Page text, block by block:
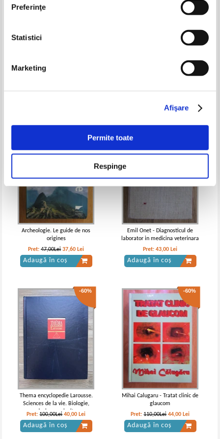
Preferinţe
Statistici
Marketing
Afişare
Permite toate
Respinge
Petre Neacsu - Ecologie si
protectia juridica a mediului
Annals of air and space law.
Annales de droit aerien et
-20%
Archeologie. Le guide de nos
origines
Pret:47,00Lei 37,60 Lei
Adaugă în coș
Emil Onet - Diagnosticul de
laborator in medicina veterinara
Pret:43,00 Lei
Adaugă în coș
-60%
Thema encyclopedie Larousse.
Sciences de la vie. Biologie,
medecine, agriculture,
agroalimentaire
Pret:100,00Lei 40,00 Lei
Adaugă în coș
-60%
Mihai Calugaru - Tratat clinic de
glaucom
Pret:110,00Lei 44,00 Lei
Adaugă în coș